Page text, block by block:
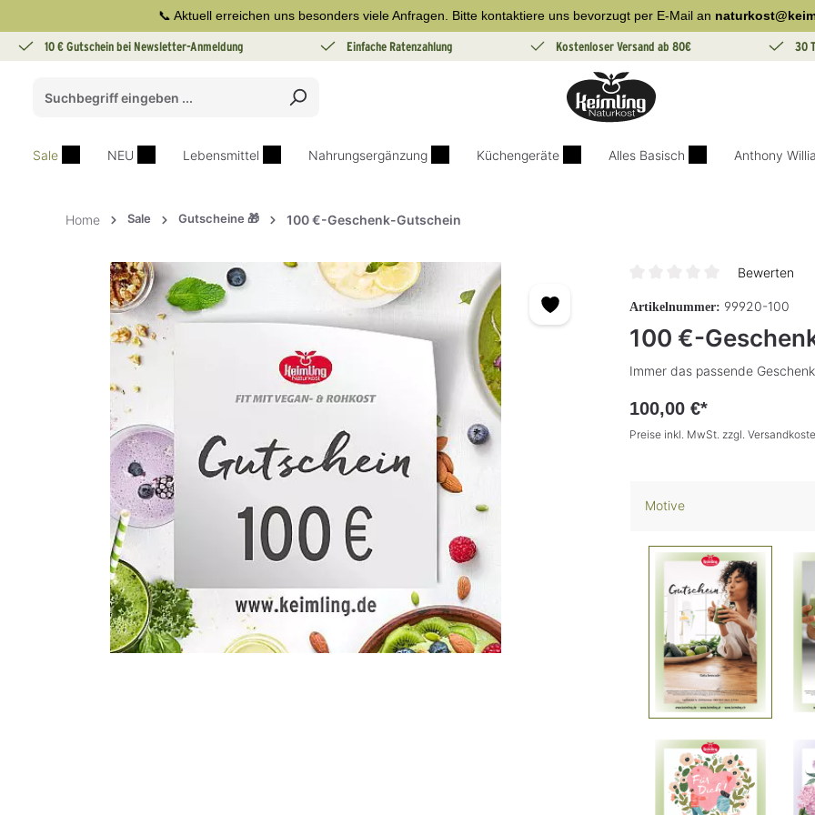
Zur Hauptnavigation springen📞 Aktuell erreichen uns besonders viele Anfragen. Bitte kontaktiere uns bevorzugt per E-Mail an
10 € Gutschein bei Newsletter-Anmeldung Einfache Ratenzahlung Kostenloser Versand ab 80€ 30
Sale NEU Lebensmittel Nahrungsergänzung Küchengeräte Alles Basisch Anthony
Home Sale Gutscheine 🎁 100 €-Geschenk-Gutschein
Bildergalerie überspringen
Bewerten
Artikelnummer: 99920-100
100 €-
Immer das passende Geschenk
100,00 €*
Preise inkl. MwSt. zzgl.
Motive